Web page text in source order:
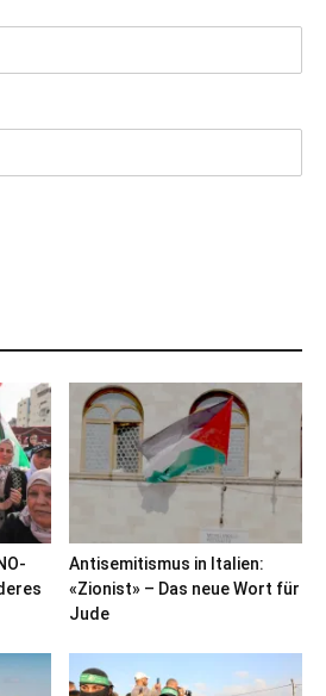
Antisemitismus in Italien:
«Zionist» – Das neue Wort für
Jude